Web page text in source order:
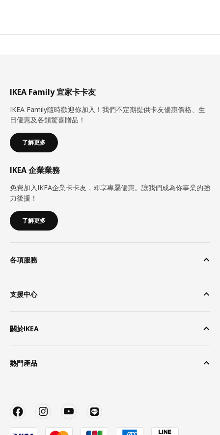
IKEA Family 宜家卡卡友
IKEA Family隨時歡迎你加入！我們不定期提供卡友優惠價格、生
日優惠及各類驚喜贈品！
了解更多
IKEA 企業業務
免費加入IKEA企業卡卡友，即享專屬優惠。讓我們成為你事業的強
力後援！
了解更多
各項服務
支援中心
關於IKEA
熱門產品